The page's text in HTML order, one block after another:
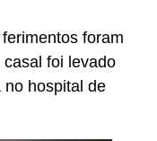
foram
foi levado
no hospital de